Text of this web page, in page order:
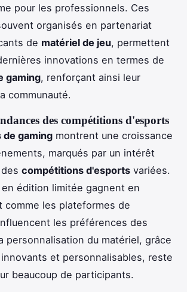
pour les professionnels. Ces
organisés en partenariat
de matériel de jeu, permettent
innovations en termes de
gaming, renforçant ainsi leur
communauté.
des compétitions d'esports
gaming montrent une croissance
marqués par un intérêt
compétitions d'esports variées.
édition limitée gagnent en
comme les plateformes de
les préférences des
personnalisation du matériel, grâce
et personnalisables, reste
beaucoup de participants.